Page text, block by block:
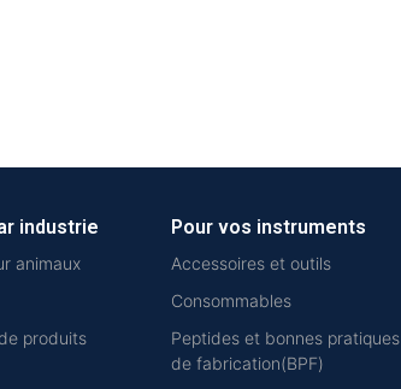
industrie
animaux
produits
Pour vos instruments
Accessoires et outils
Consommables
Peptides et bonnes pratiques
de fabrication(BPF)